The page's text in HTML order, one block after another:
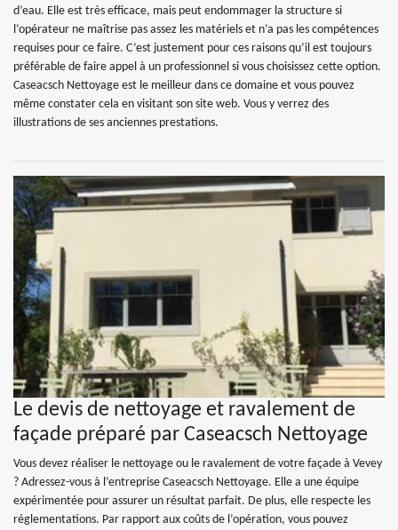
d’eau. Elle est très efficace, mais peut endommager la structure si
l’opérateur ne maîtrise pas assez les matériels et n’a pas les compétences
requises pour ce faire. C’est justement pour ces raisons qu’il est toujours
préférable de faire appel à un professionnel si vous choisissez cette option.
Caseacsch Nettoyage est le meilleur dans ce domaine et vous pouvez
même constater cela en visitant son site web. Vous y verrez des
illustrations de ses anciennes prestations.
Le devis de nettoyage et ravalement de
façade préparé par Caseacsch Nettoyage
Vous devez réaliser le nettoyage ou le ravalement de votre façade à Vevey
? Adressez-vous à l’entreprise Caseacsch Nettoyage. Elle a une équipe
expérimentée pour assurer un résultat parfait. De plus, elle respecte les
réglementations. Par rapport aux coûts de l’opération, vous pouvez